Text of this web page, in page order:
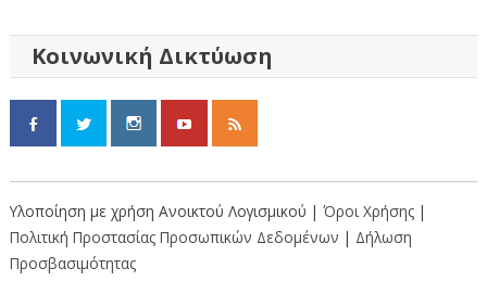
Κοινωνική Δικτύωση
Υλοποίηση με χρήση Ανοικτού Λογισμικού | Όροι Χρήσης |
Πολιτική Προστασίας Προσωπικών Δεδομένων | Δήλωση
Προσβασιμότητας